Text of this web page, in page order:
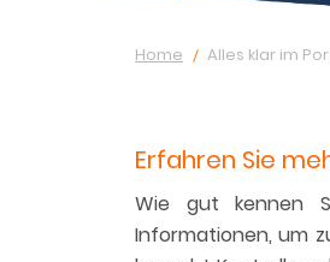
Home Alles klar im
Erfahren Sie
Wie gut kennen
Informationen, um